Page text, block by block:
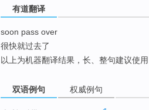
有道翻译
soon pass over
很快就过去了
以上为机器翻译结果，长、整句建议使用
双语例句 权威例句